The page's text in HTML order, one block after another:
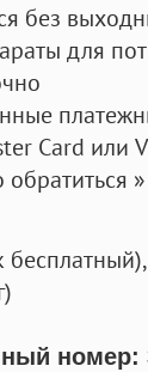
без
для
Card или
бесплатный),
номер: